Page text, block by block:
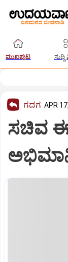
ಮುಖಪುಟ
ಗದಗ APR
ಸಚಿವ